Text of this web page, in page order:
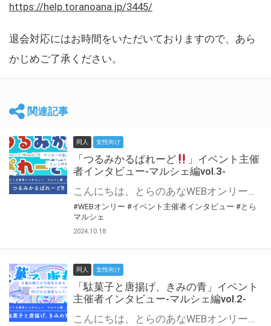
https://help.toranoana.jp/3445/
退会対応にはお時間をいただいておりますので、あら
かじめご了承ください。
関連記事
同人 女性向け
「つるみかるぱれーど
」イベント主催
者インタビュー-マルシェ編vol.3-
こんにちは、とらのあなWEBオンリー運営スタッフです。 新たにお届けする、イベント主催者インタビュー-マルシェ編-は、 とらのあなWEBオンリー「マルシェ」をご利用した主催様に 「マルシェ」を使って開催した感想や心がけをお聞きする企画です。 今回は、WEBオンリー初開催「つるみかるぱれーど
#WEBオンリー #イベント主催者インタビュー #とら
マルシェ
2024.10.18
同人 女性向け
「駄菓子と唐揚げ、きみの青」イベント
主催者インタビュー-マルシェ編vol.2-
こんにちは、とらのあなWEBオンリー運営スタッフです。 新たにお届けする、イベント主催者インタビュー-マルシェ編-は、 とらのあなWEBオンリー「マルシェ」をご利用の主催様に 「マルシェ」を使ってイベントを開催した感想や心がけをお聞きする企画です。 今回は、WEBオンリー初開催「駄菓子と唐揚げ、きみの青」より、 主催のぎこ六屋様にお話を伺いました。 協力：ぎこ六屋様／イベント公式Twitter（@krkgwks） とらのあなWEBオンリー「マルシェ」とは？ WEBオンリーでリアルタイムでコミュニケーションがとれるオンライン会場です。